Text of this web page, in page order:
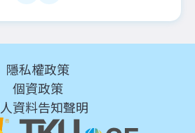
隱私權政策
個資政策
資料告知聲明